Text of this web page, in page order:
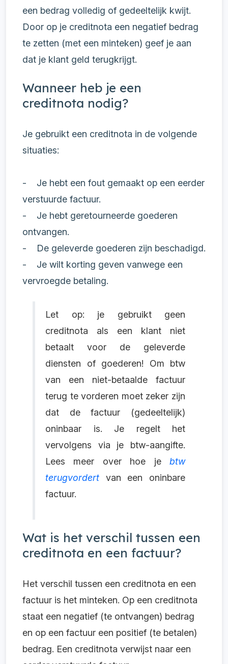
een bedrag volledig of gedeeltelijk kwijt.
Door op je creditnota een negatief bedrag
te zetten (met een minteken) geef je aan
dat je klant geld terugkrijgt.
Wanneer heb je een
creditnota nodig?
Je gebruikt een creditnota in de volgende
situaties:
- Je hebt een fout gemaakt op een eerder
verstuurde factuur.
- Je hebt geretourneerde goederen
ontvangen.
- De geleverde goederen zijn beschadigd.
- Je wilt korting geven vanwege een
vervroegde betaling.
Let op: je gebruikt geen
creditnota als een klant niet
betaalt voor de geleverde
diensten of goederen! Om btw
van een niet-betaalde factuur
terug te vorderen moet zeker zijn
dat de factuur (gedeeltelijk)
oninbaar is. Je regelt het
vervolgens via je btw-aangifte.
Lees meer over hoe je btw
terugvordert
van een oninbare
factuur.
Wat is het verschil tussen een
creditnota en een factuur?
Het verschil tussen een creditnota en een
factuur is het minteken. Op een creditnota
staat een negatief (te ontvangen) bedrag
en op een factuur een positief (te betalen)
bedrag. Een creditnota verwijst naar een